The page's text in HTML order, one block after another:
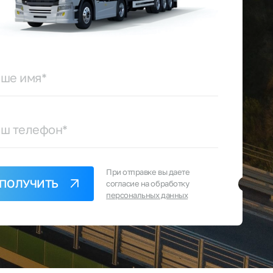
имя*
телефон*
При отправке вы даете
согласие на обработку
персональных данных